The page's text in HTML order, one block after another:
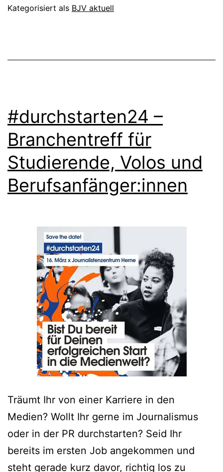
Kategorisiert als BJV aktuell
#durchstarten24 –
Branchentreff für
Studierende, Volos und
Berufsanfänger:innen
Träumt Ihr von einer Karriere in den
Medien? Wollt Ihr gerne im Journalismus
oder in der PR durchstarten? Seid Ihr
bereits im ersten Job angekommen und
steht gerade kurz davor, richtig los zu